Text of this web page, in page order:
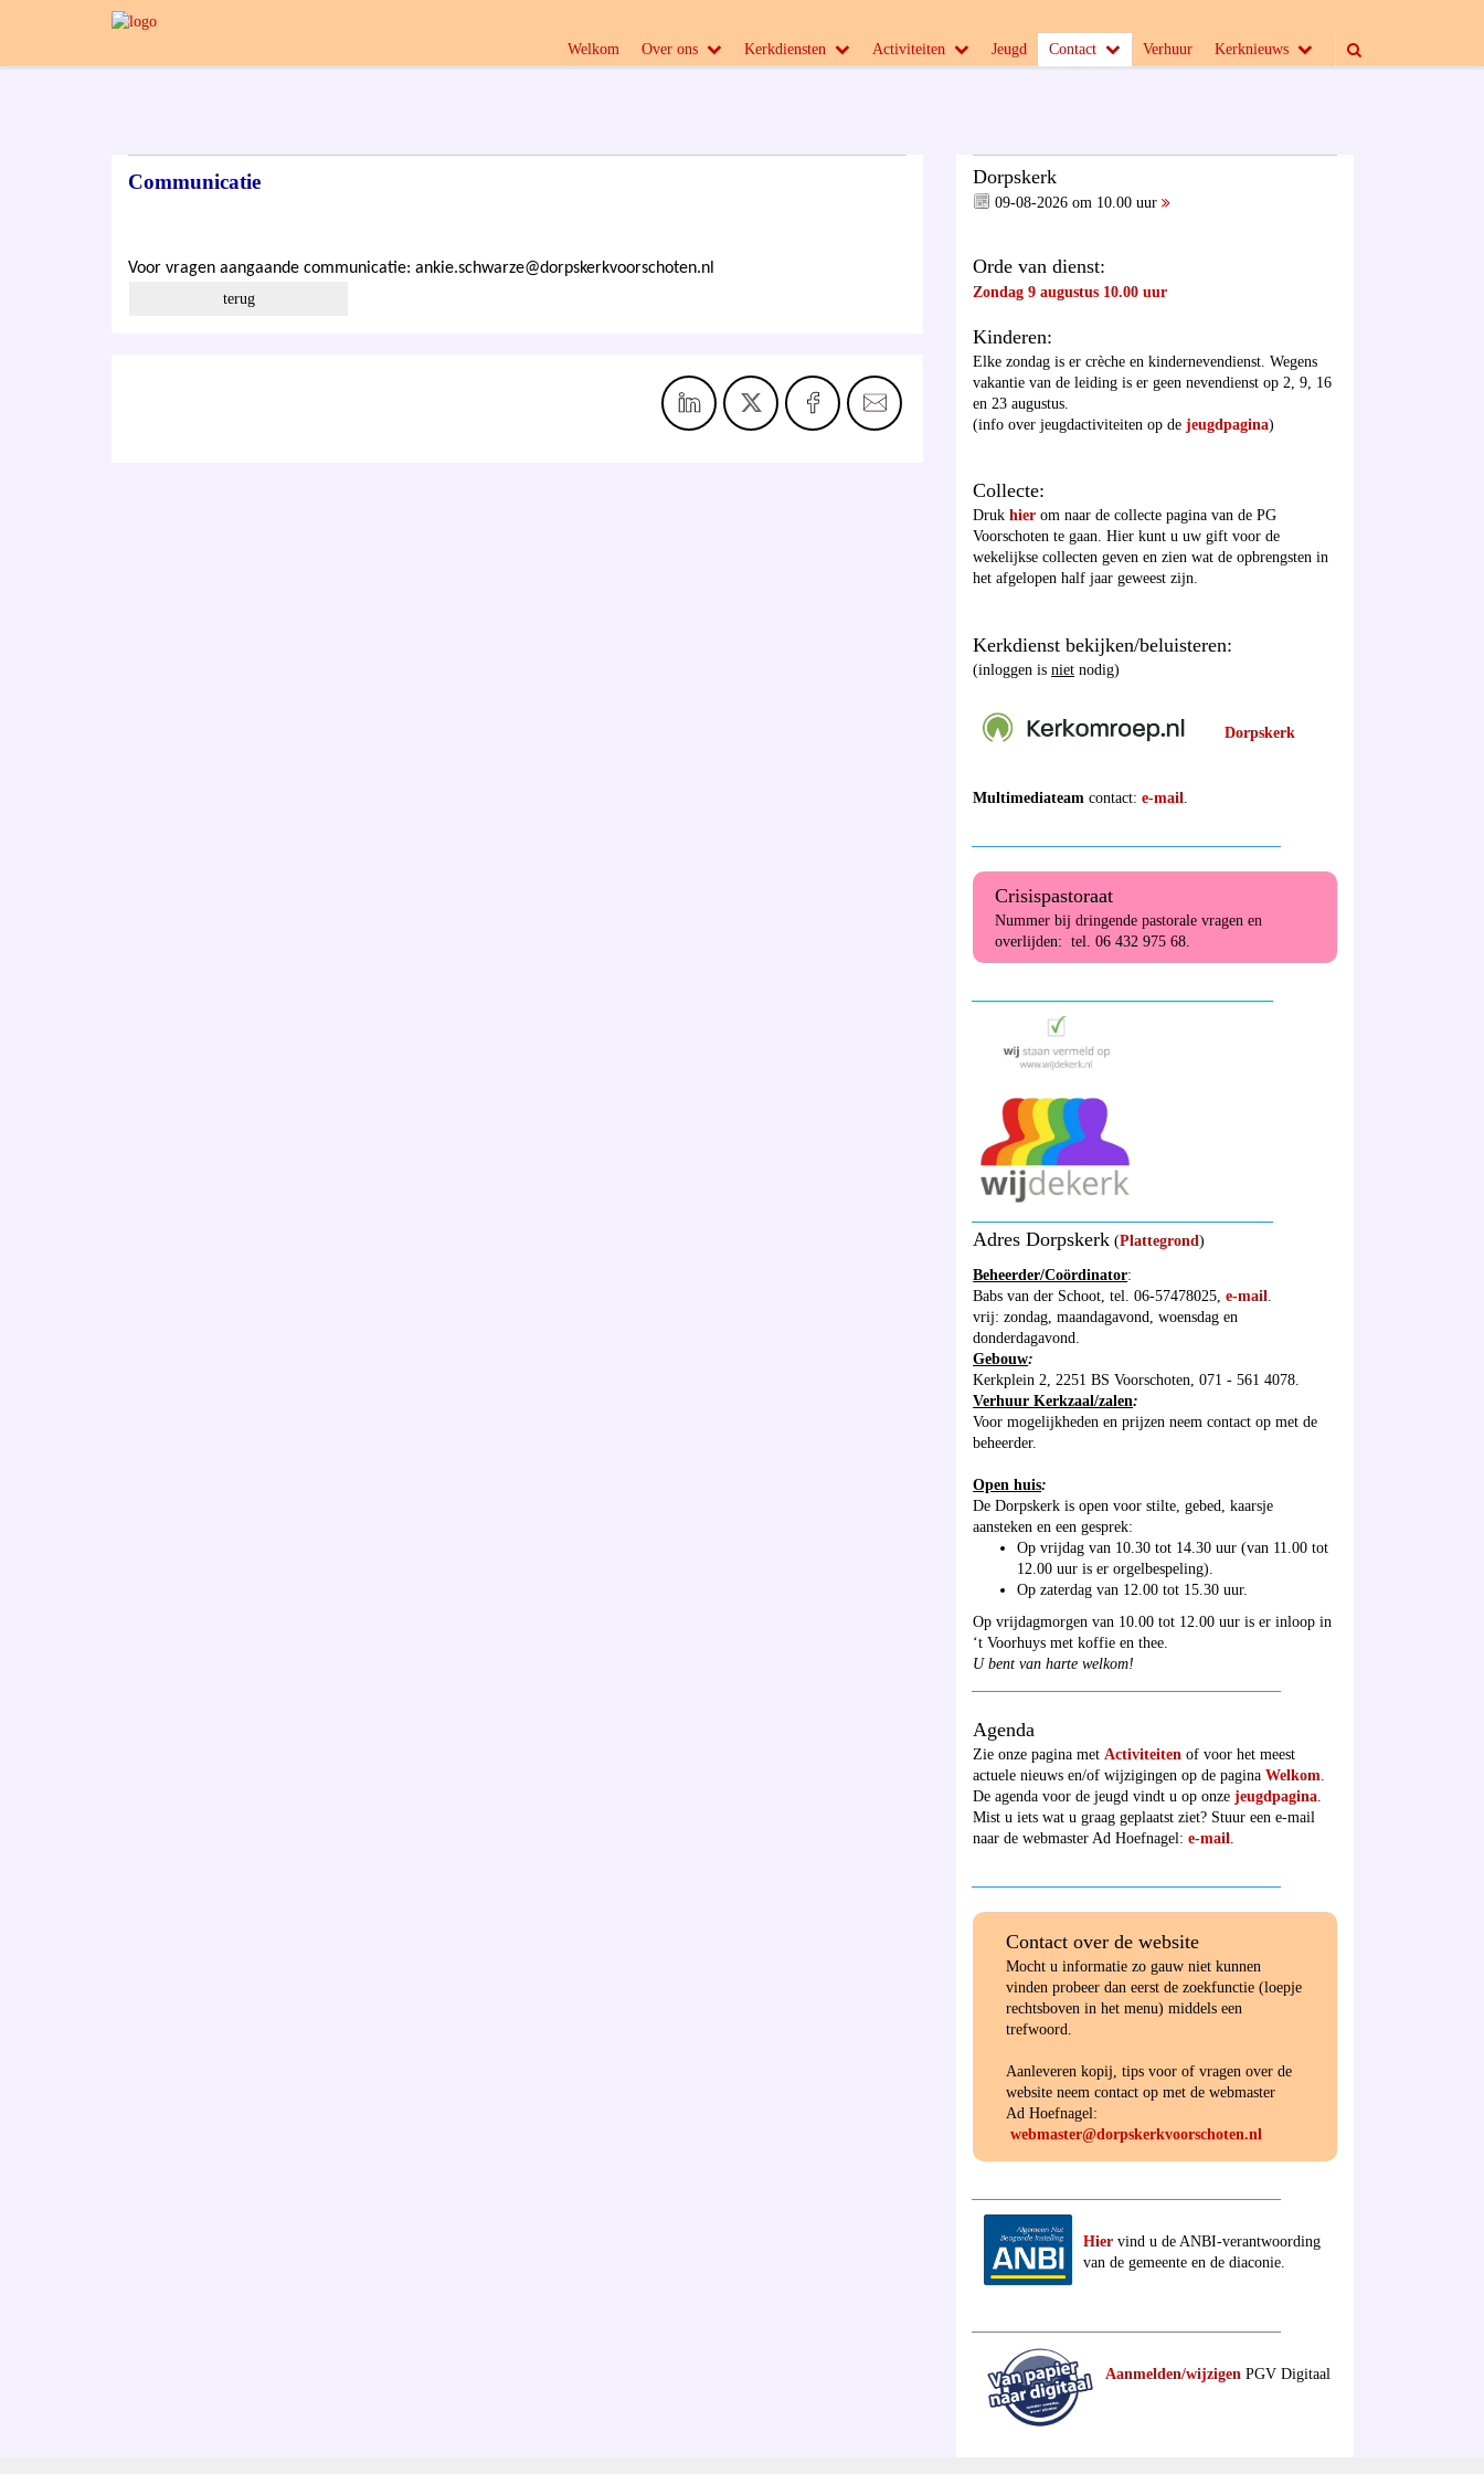
Welkom Over ons Kerkdiensten Activiteiten Jeugd Contact Verhuur Kerknieuws
Communicatie
Voor vragen aangaande communicatie: ankie.schwarze@dorpskerkvoorschoten.nl
terug
Dorpskerk
09-08-2026 om 10.00 uur
Orde van dienst:
Zondag 9 augustus 10.00 uur
Kinderen:
Elke zondag is er crèche en kindernevendienst. Wegens
vakantie van de leiding is er geen nevendienst op 2, 9, 16
en 23 augustus.
(info over jeugdactiviteiten op dejeugdpagina)
Collecte:
Drukhier om naar de collecte pagina van de PG
Voorschoten te gaan. Hier kunt u uw gift voor de
wekelijkse collecten geven en zien wat de opbrengsten in
het afgelopen half jaar geweest zijn.
Kerkdienst bekijken/beluisteren:
(inloggen isniet nodig)
Dorpskerk
Multimediateamcontact:e-mail.
Crisispastoraat
Nummer bij dringende pastorale vragen en
overlijden: tel. 06 432 975 68.
Adres Dorpskerk (Plattegrond)
Beheerder/Coördinator:
Babs van der Schoot, tel. 06-57478025,e-mail.
vrij: zondag, maandagavond, woensdag en
donderdagavond.
Gebouw:
Kerkplein 2, 2251 BS Voorschoten, 071 - 561 4078.
Verhuur Kerkzaal/zalen:
Voor mogelijkheden en prijzen neem contact op met de
beheerder.
Open huis:
De Dorpskerk is open voor stilte, gebed, kaarsje
aansteken en een gesprek:
Op vrijdag van 10.30 tot 14.30 uur (van 11.00 tot
12.00 uur is er orgelbespeling).
Op zaterdag van 12.00 tot 15.30 uur.
Op vrijdagmorgen van 10.00 tot 12.00 uur is er inloop in
‘t Voorhuys met koffie en thee.
U bent van harte welkom!
Agenda
Zie onze pagina metActiviteiten of voor het meest
actuele nieuws en/of wijzigingen op de paginaWelkom.
De agenda voor de jeugd vindt u op onzejeugdpagina.
Mist u iets wat u graag geplaatst ziet? Stuur een e-mail
naar de webmaster Ad Hoefnagel:e-mail.
Contact over de website
Mocht u informatie zo gauw niet kunnen
vinden probeer dan eerst de zoekfunctie (loepje
rechtsboven in het menu) middels een
trefwoord.
Aanleveren kopij, tips voor of vragen over de
website neem contact op met de webmaster
Ad Hoefnagel:
webmaster@dorpskerkvoorschoten.nl
Hier vind u de ANBI-verantwoording
van de gemeente en de diaconie.
Aanmelden/wijzigen PGV Digitaal